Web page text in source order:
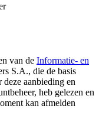
van de Informatie- en
S.A., die de basis
aanbieding en
heb gelezen en
kan afmelden